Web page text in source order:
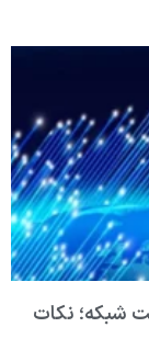
شبکه؛ نکات